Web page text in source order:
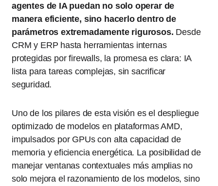
agentes de IA puedan no solo operar de
manera eficiente, sino hacerlo dentro de
parámetros extremadamente rigurosos. Desde
CRM y ERP hasta herramientas internas
protegidas por firewalls, la promesa es clara: IA
lista para tareas complejas, sin sacrificar
seguridad.
Uno de los pilares de esta visión es el despliegue
optimizado de modelos en plataformas AMD,
impulsados por GPUs con alta capacidad de
memoria y eficiencia energética. La posibilidad de
manejar ventanas contextuales más amplias no
solo mejora el razonamiento de los modelos, sino